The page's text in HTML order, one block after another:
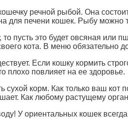
речной рыбой. Она
печени кошек. Рыбу можно
пусть это будет овсяная
кота. В меню
Если кошку кормить
плохо повлияет на ее здоровье.
сухой корм. Как только ваш
Как любому растущему
У ориентальных кошек